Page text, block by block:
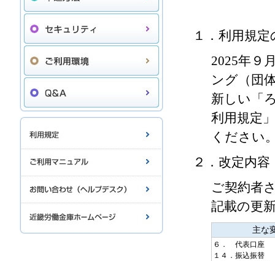
１．利用規定
2025年９
ング（団
新しい「
利用規定
ください
２．改定内容
ご契約者
記載の更
主な
６．
代表口座
１４． 振込振替